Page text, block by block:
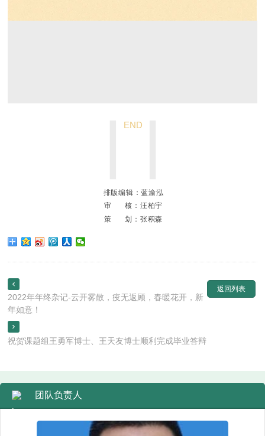
END
排版编辑：蓝渝泓
审 核：汪柏宇
策 划：张积森

2022年年终杂记-云开雾散，疫无返顾，春暖花开，新
年如意！

祝贺课题组王勇军博士、王天友博士顺利完成毕业答辩
返回列表
团队负责人